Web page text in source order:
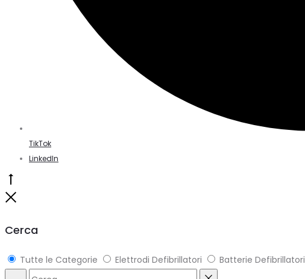
TikTok
LinkedIn
Cerca
Tutte le Categorie Elettrodi Defibrillatori Batterie Defibrillatori